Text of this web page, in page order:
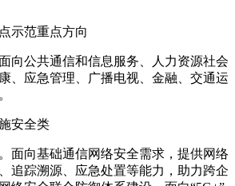
示范重点方向
向公共通信和信息服务、人力资源社会
、应急管理、广播电视、金融、交通运
安全类
面向基础通信网络安全需求，提供网络
追踪溯源、应急处置等能力，助力跨企